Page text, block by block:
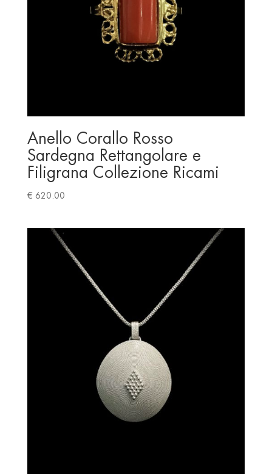
Anello Corallo Rosso
Sardegna Rettangolare e
Filigrana Collezione Ricami
€ 620.00